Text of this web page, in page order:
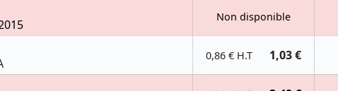
Non disponible
0,86 € H.T 1,03 €